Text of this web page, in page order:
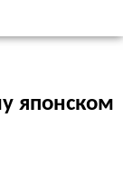
японском